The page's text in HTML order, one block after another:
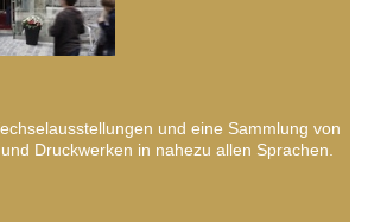
und eine Sammlung von
Druckwerken in nahezu allen Sprachen.